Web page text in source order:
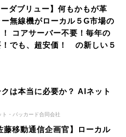
ダブリュー】何もかもが革
無線機がローカル５G市場の
コアサーバー不要！毎年の
！でも、超安価！ の新しい５
は本当に必要か？ AIネット
・パッカード合同会社
藤移動通信企画官】ローカル